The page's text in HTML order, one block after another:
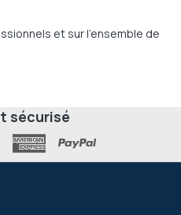
et sur l'ensemble de
sécurisé